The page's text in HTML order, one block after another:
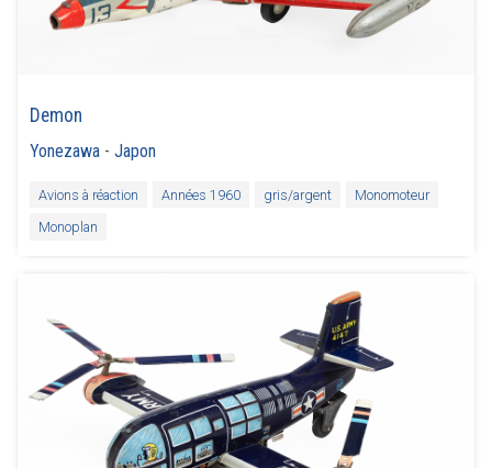
Demon
Yonezawa -Japon
Avions à réaction Années 1960 gris/argent
Monomoteur
Monoplan